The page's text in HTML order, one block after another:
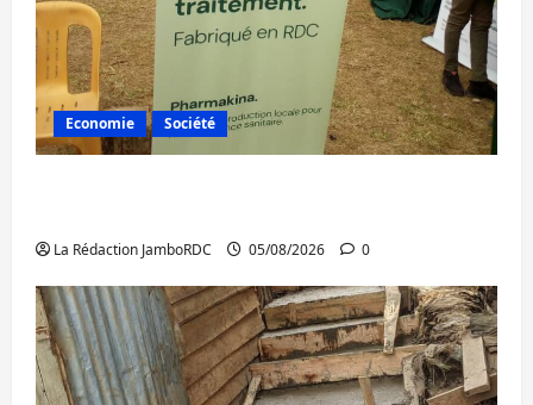
Economie Société
La Rédaction JamboRDC 05/08/2026 0